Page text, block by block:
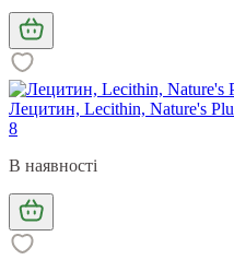
Лецитин, Lecithin, Nature's
8
В наявності